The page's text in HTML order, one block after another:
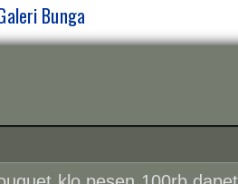
Bunga